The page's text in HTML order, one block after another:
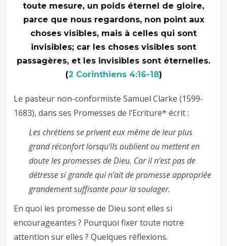
toute mesure, un poids éternel de gloire,
parce que nous regardons, non point aux
choses visibles, mais à celles qui sont
invisibles; car les choses visibles sont
passagères, et les invisibles sont éternelles.
(2 Corinthiens 4:16-18)
Le pasteur non-conformiste Samuel Clarke (1599-
1683), dans ses Promesses de l’Ecriture* écrit :
Les chrétiens se privent eux même de leur plus
grand réconfort lorsqu’ils oublient ou mettent en
doute les promesses de Dieu. Car il n’est pas de
détresse si grande qui n’ait de promesse appropriée
grandement suffisante pour la soulager.
En quoi les promesse de Dieu sont elles si
encourageantes ? Pourquoi fixer toute notre
attention sur elles ? Quelques réflexions.